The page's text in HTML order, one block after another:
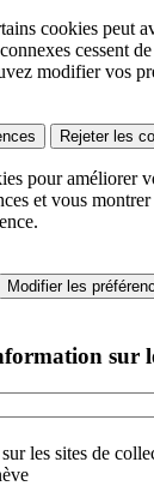
cookies peut
cessent
modifier vos
Rejeter les
pour améliorer
et vous
Modifier les
sur
les sites de